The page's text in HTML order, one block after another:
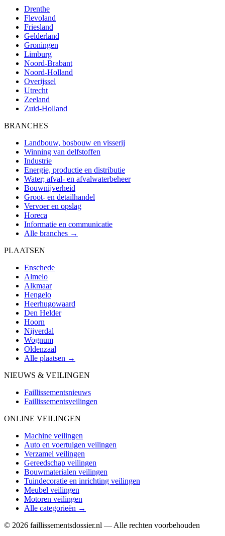
Drenthe
Flevoland
Friesland
Gelderland
Groningen
Limburg
Noord-Brabant
Noord-Holland
Overijssel
Utrecht
Zeeland
Zuid-Holland
BRANCHES
Landbouw, bosbouw en visserij
Winning van delfstoffen
Industrie
Energie, productie en distributie
Water; afval- en afvalwaterbeheer
Bouwnijverheid
Groot- en detailhandel
Vervoer en opslag
Horeca
Informatie en communicatie
Alle branches →
PLAATSEN
Enschede
Almelo
Alkmaar
Hengelo
Heerhugowaard
Den Helder
Hoorn
Nijverdal
Wognum
Oldenzaal
Alle plaatsen →
NIEUWS & VEILINGEN
Faillissementsnieuws
Faillissementsveilingen
ONLINE VEILINGEN
Machine veilingen
Auto en voertuigen veilingen
Verzamel veilingen
Gereedschap veilingen
Bouwmaterialen veilingen
Tuindecoratie en inrichting veilingen
Meubel veilingen
Motoren veilingen
Alle categorieën →
© 2026 faillissementsdossier.nl — Alle rechten voorbehouden